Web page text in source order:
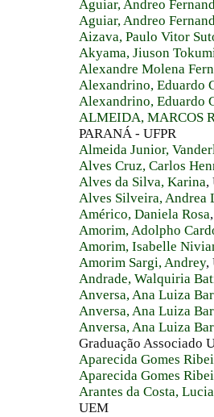
Aguiar, Andreo
Aguiar, Andreo
Aizava, Paulo Vitor
Akyama, Jiuson
Alexandre Molena
Alexandrino, Eduardo
Alexandrino, Eduardo
ALMEIDA, MARCOS
PARANÁ - UFPR
Almeida Junior,
Alves Cruz, Carlos
Alves da Silva, Karina,
Alves Silveira, Andrea
Américo, Daniela Rosa
Amorim, Adolpho
Amorim, Isabelle
Amorim Sargi, Andrey,
Andrade, Walquiria
Anversa, Ana Luiza
Anversa, Ana Luiza
Anversa, Ana Luiza
Graduação Associado
Aparecida Gomes
Aparecida Gomes
Arantes da Costa,
UEM